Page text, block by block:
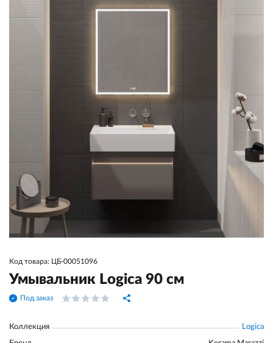
Код товара: ЦБ-00051096
Умывальник Logica 90 см
Под заказ
Коллекция Logica